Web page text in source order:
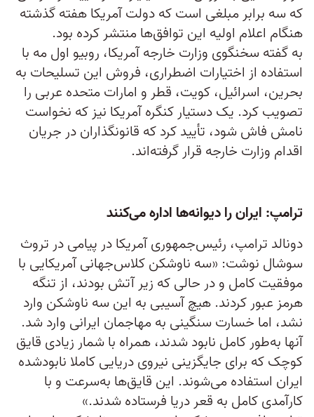
که سه برابر مبلغی است که دولت آمریکا هفته گذشته
هنگام اعلام اولیه این توافق‌ها منتشر کرده بود.
به گفته سخنگوی وزارت خارجه آمریکا، روبیو اول مه با
استفاده از اختیارات اضطراری، فروش این تسلیحات به
بحرین، اسرائیل، کویت، قطر و امارات متحده عربی را
تصویب کرد. یک دستیار کنگره آمریکا نیز که نخواست
نامش فاش شود، تأیید کرد که قانونگذاران در جریان
اقدام وزارت خارجه قرار گرفته‌اند.
ترامپ: ایران را دیوانه‌ها اداره می‌کنند
دونالد ترامپ، رئیس‌جمهوری آمریکا در پیامی در تروث
سوشال نوشت: «سه ناوشکن کلاس‌جهانی آمریکایی با
موفقیت کامل و در حالی که زیر آتش بودند، از تنگه
هرمز عبور کردند. هیچ آسیبی به این سه ناوشکن وارد
نشد، اما خسارت سنگینی به مهاجمان ایرانی وارد شد.
آنها به‌طور کامل نابود شدند، همراه با شمار زیادی قایق
کوچک که برای جایگزینی نیروی دریایی کاملا نابودشده
ایران استفاده می‌شوند. این قایق‌ها به‌سرعت و با
کارآمدی کامل به قعر دریا فرستاده شدند.»